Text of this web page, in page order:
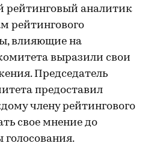
рейтинговый аналитик
рейтингового
влияющие на
выразили свои
Председатель
предоставил
члену рейтингового
свое мнение до
голосования.